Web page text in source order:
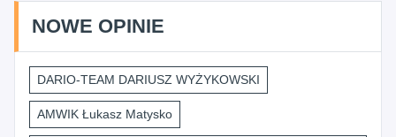
NOWE OPINIE
DARIO-TEAM DARIUSZ WYŻYKOWSKI
AMWIK Łukasz Matysko